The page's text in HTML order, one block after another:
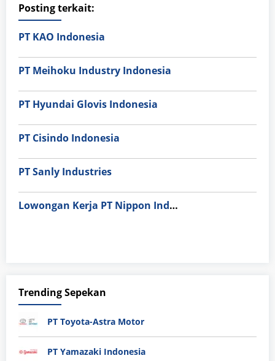
Posting terkait:
PT KAO Indonesia
PT Meihoku Industry Indonesia
PT Hyundai Glovis Indonesia
PT Cisindo Indonesia
PT Sanly Industries
Lowongan Kerja PT Nippon Indosari Corpindo Tbk. Bulan Agustus 2026
Trending Sepekan
PT Toyota-Astra Motor
PT Yamazaki Indonesia